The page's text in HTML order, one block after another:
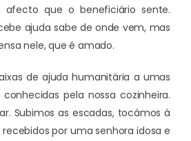
que o beneficiário sente.
ajuda sabe de onde vem, mas
nele, que é amado.
de ajuda humanitária a umas
pela nossa cozinheira.
Subimos as escadas, tocámos à
por uma senhora idosa e